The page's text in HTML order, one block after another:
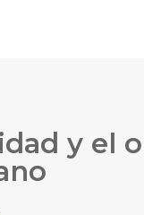
y el